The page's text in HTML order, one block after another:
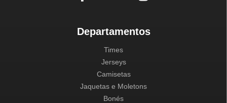
Departamentos
Times
Jerseys
Camisetas
Jaquetas e Moletons
Bonés